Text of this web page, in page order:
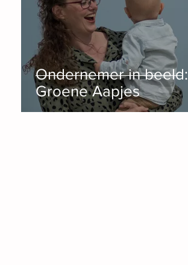
Ondernemer in beeld:
Groene Aapjes